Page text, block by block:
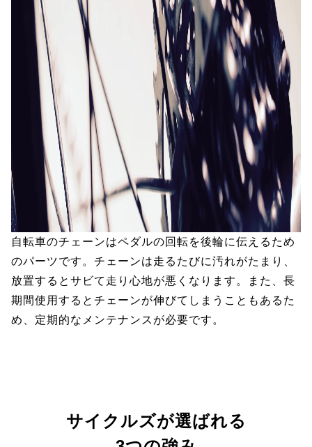
自転車のチェーンはペダルの回転を後輪に伝えるため
のパーツです。チェーンは走るたびに汚れがたまり、
放置するとサビて走り心地が悪くなります。また、長
期間使用するとチェーンが伸びてしまうこともあるた
め、定期的なメンテナンスが必要です。
サイクルズが選ばれる